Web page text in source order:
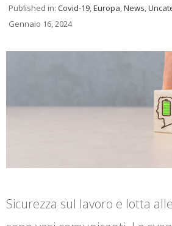
Published in: Covid-19,Europa,News,
Gennaio 16, 2024
Sicurezza sul lavoro e lotta